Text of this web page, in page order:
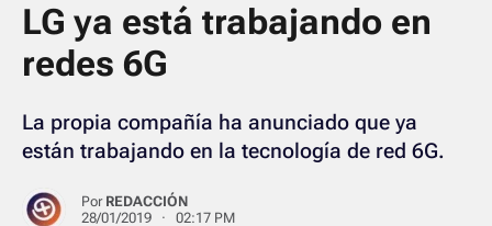
LG ya está trabajando en
redes 6G
La propia compañía ha anunciado que ya
están trabajando en la tecnología de red 6G.
Por REDACCIÓN
28/01/2019 · 02:17 PM